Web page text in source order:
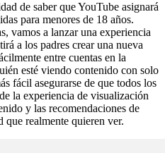
de saber que YouTube asignará
para menores de 18 años.
vamos a lanzar una experiencia
a los padres crear una nueva
entre cuentas en la
esté viendo contenido con solo
fácil asegurarse de que todos los
la experiencia de visualización
y las recomendaciones de
que realmente quieren ver.